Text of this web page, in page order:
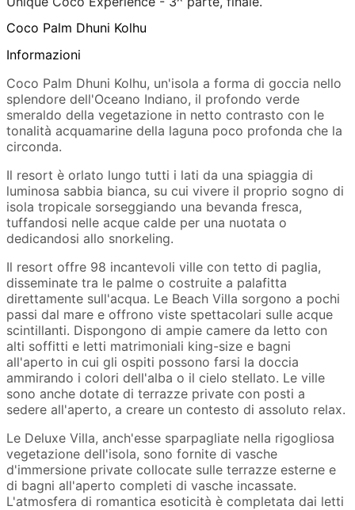
Coco Palm Dhuni Kolhu
Informazioni
Coco Palm Dhuni Kolhu, un'isola a forma di goccia nello
splendore dell'Oceano Indiano, il profondo verde
smeraldo della vegetazione in netto contrasto con le
tonalità acquamarine della laguna poco profonda che la
circonda.
Il resort è orlato lungo tutti i lati da una spiaggia di
luminosa sabbia bianca, su cui vivere il proprio sogno di
isola tropicale sorseggiando una bevanda fresca,
tuffandosi nelle acque calde per una nuotata o
dedicandosi allo snorkeling.
Il resort offre 98 incantevoli ville con tetto di paglia,
disseminate tra le palme o costruite a palafitta
direttamente sull'acqua. Le Beach Villa sorgono a pochi
passi dal mare e offrono viste spettacolari sulle acque
scintillanti. Dispongono di ampie camere da letto con
alti soffitti e letti matrimoniali king-size e bagni
all'aperto in cui gli ospiti possono farsi la doccia
ammirando i colori dell'alba o il cielo stellato. Le ville
sono anche dotate di terrazze private con posti a
sedere all'aperto, a creare un contesto di assoluto relax.
Le Deluxe Villa, anch'esse sparpagliate nella rigogliosa
vegetazione dell'isola, sono fornite di vasche
d'immersione private collocate sulle terrazze esterne e
di bagni all'aperto completi di vasche incassate.
L'atmosfera di romantica esoticità è completata dai letti